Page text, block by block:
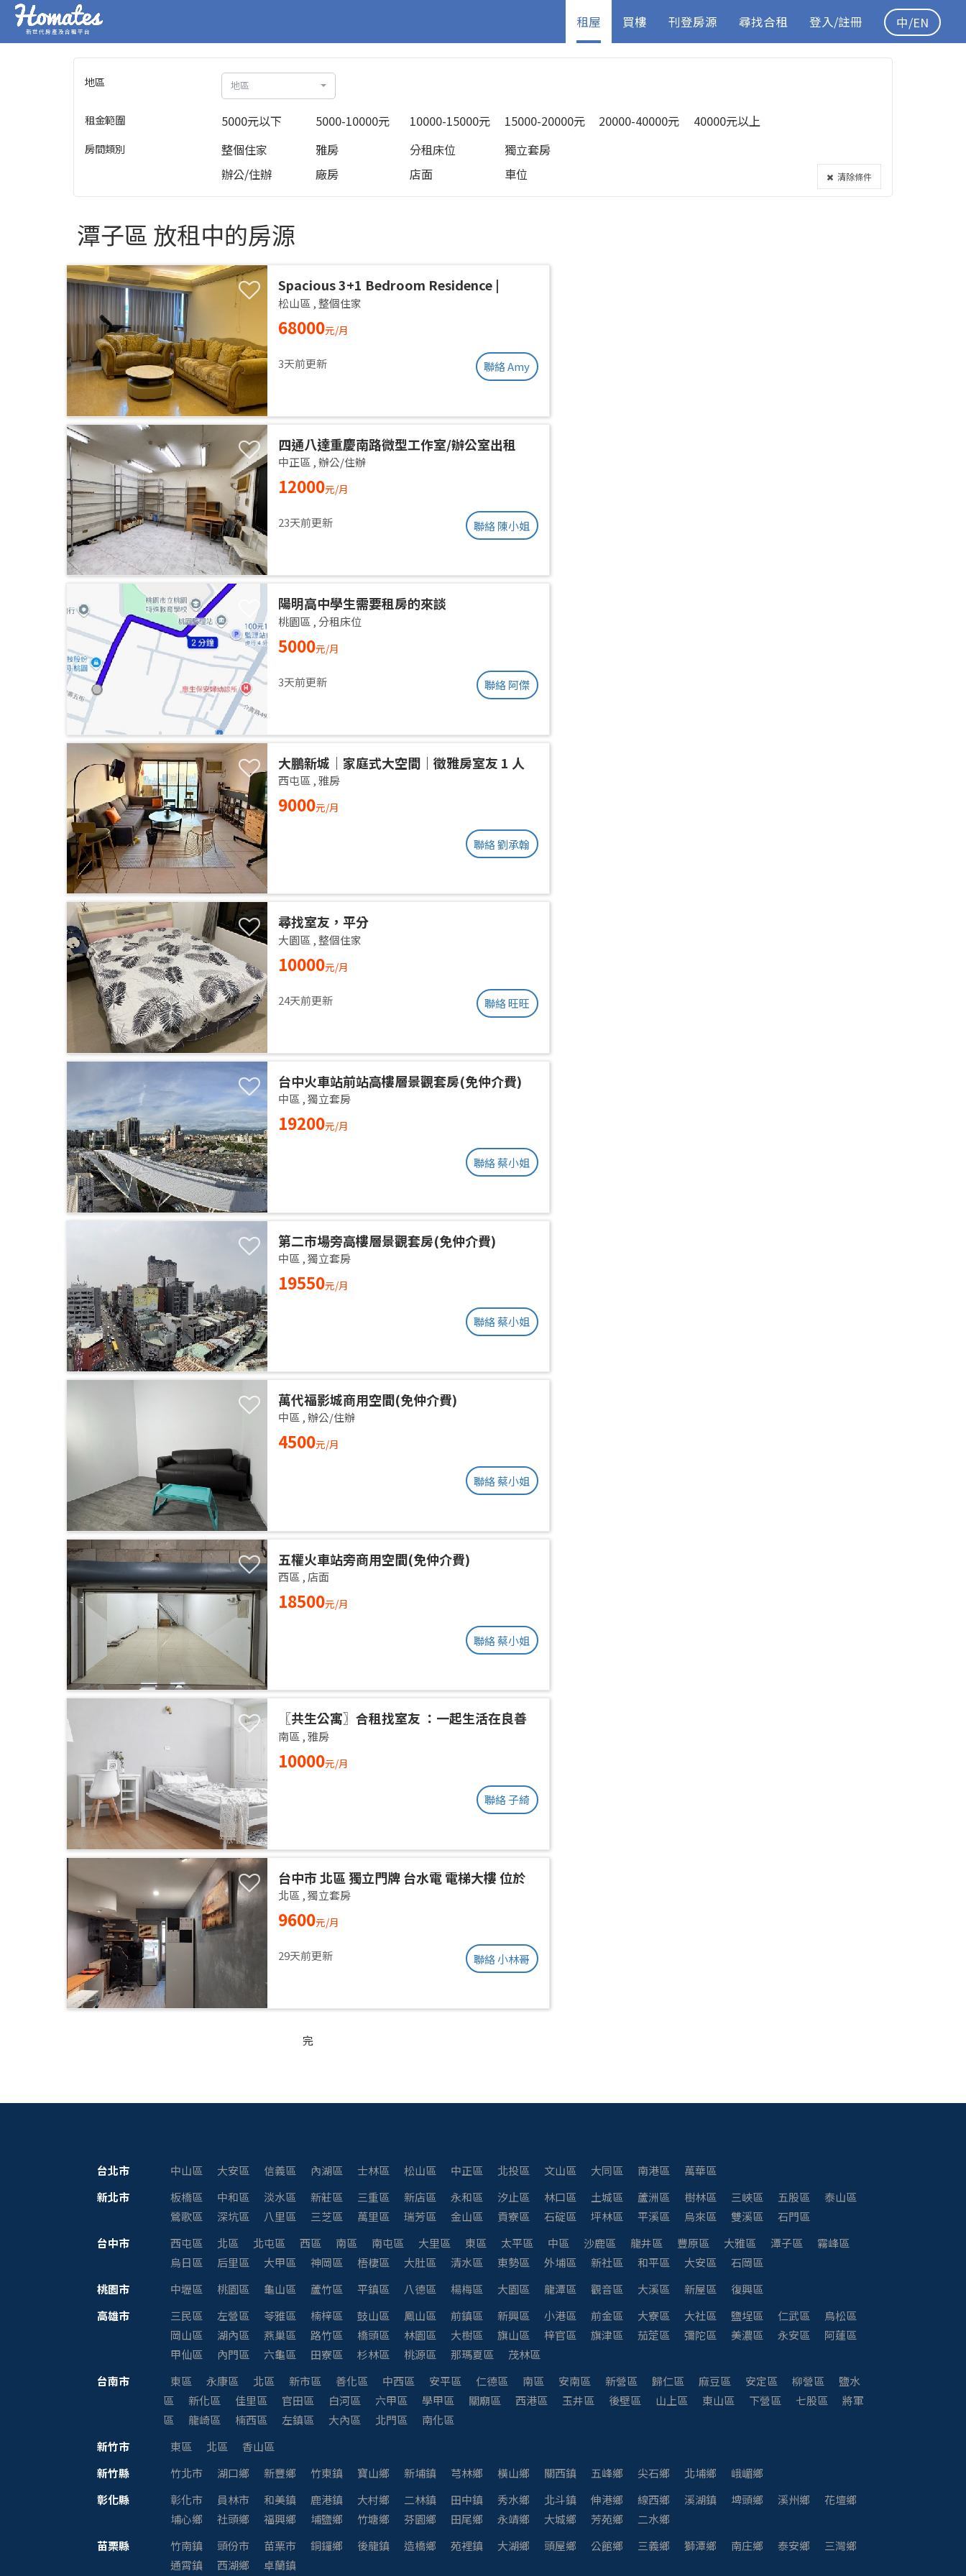
新世代房產及合租平台
租屋 買樓 刊登房源 尋找合租 登入/註冊 中/EN
地區 地區
租金範圍 5000元以下 5000-10000元 10000-15000元 15000-20000元 20000-40000元 40000元以上
房間類別 整個住家 雅房 分租床位
獨立套房
辦公/住辦
廠房 店面 車位 清除條件
潭子區 放租中的房源
Spacious 3+1 Bedroom Residence |
Songshan District | Taipei Arena
MRTSpacious 42-Ping Designer
Apartment | Near Taipei Arena MRT
松山區 ,整個住家
68000元/月
3天前更新 聯絡 Amy
四通八達重慶南路微型工作室/辦公室出租
中正區 ,辦公/住辦
12000元/月
23天前更新 聯絡 陳小姐
陽明高中學生需要租房的來談
桃園區 ,分租床位
5000元/月
3天前更新 聯絡 阿傑
大鵬新城｜家庭式大空間｜徵雅房室友 1 人
西屯區 ,雅房
9000元/月
聯絡 劉承翰
尋找室友，平分
大園區 ,整個住家
10000元/月
24天前更新 聯絡 旺旺
台中火車站前站高樓層景觀套房(免仲介費)
中區 ,獨立套房
19200元/月
聯絡 蔡小姐
第二市場旁高樓層景觀套房(免仲介費)
中區 ,獨立套房
19550元/月
聯絡 蔡小姐
萬代福影城商用空間(免仲介費)
中區 ,辦公/住辦
4500元/月
聯絡 蔡小姐
五權火車站旁商用空間(免仲介費)
西區 , 店面
18500元/月
聯絡 蔡小姐
〖共生公寓〗合租找室友 ：一起生活在良善
的居家環境
南區 ,雅房
10000元/月
聯絡 子綺
台中市 北區 獨立門牌 台水電 電梯大樓 位於
14樓 權狀10坪 有獨立陽台通風採光好 獨曬
獨洗 不會淋雨
北區 ,獨立套房
9600元/月
29天前更新 聯絡 小林哥
完
台北市 中山區 大安區 信義區 內湖區 士林區 松山區 中正區 北投區 文山區 大同區 南港區
萬華區
新北市
板橋區 中和區 淡水區 新莊區 三重區 新店區 永和區 汐止區 林口區 土城區 蘆洲區 樹林區 三峽區 五股區
泰山區
鶯歌區
深坑區 八里區 三芝區 萬里區 瑞芳區 金山區 貢寮區 石碇區 坪林區 平溪區 烏來區 雙溪區
石門區
台中市
西屯區 北區 北屯區 西區 南區 南屯區 大里區 東區 太平區 中區 沙鹿區 龍井區 豐原區 大雅區 潭子區
霧峰區
烏日區
后里區 大甲區 神岡區 梧棲區 大肚區 清水區 東勢區 外埔區 新社區 和平區 大安區
石岡區
桃園市
中壢區 桃園區 龜山區 蘆竹區 平鎮區 八德區 楊梅區 大園區 龍潭區 觀音區 大溪區 新屋區
復興區
高雄市
三民區 左營區 苓雅區 楠梓區 鼓山區 鳳山區 前鎮區 新興區 小港區 前金區 大寮區 大社區 鹽埕區 仁武區
鳥松區
岡山區
湖內區 燕巢區 路竹區 橋頭區 林園區 大樹區 旗山區 梓官區 旗津區 茄萣區 彌陀區 美濃區 永安區
阿蓮區
甲仙區
內門區 六龜區 田寮區 杉林區 桃源區 那瑪夏區
茂林區
台南市
東區 永康區 北區 新市區 善化區 中西區 安平區 仁德區 南區 安南區 新營區 歸仁區 麻豆區 安定區 柳營區
鹽水
區
新化區 佳里區 官田區 白河區 六甲區 學甲區 關廟區 西港區 玉井區 後壁區 山上區 東山區 下營區 七股區
將軍
區
龍崎區 楠西區 左鎮區 大內區 北門區
南化區
新竹市
東區 北區
香山區
新竹縣
竹北市 湖口鄉 新豐鄉 竹東鎮 寶山鄉 新埔鎮 芎林鄉 橫山鄉 關西鎮 五峰鄉 尖石鄉 北埔鄉
峨嵋鄉
彰化縣
彰化市 員林市 和美鎮 鹿港鎮 大村鄉 二林鎮 田中鎮 秀水鄉 北斗鎮 伸港鄉 線西鄉 溪湖鎮 埤頭鄉 溪州鄉
花壇鄉
埔心鄉
社頭鄉 福興鄉 埔鹽鄉 竹塘鄉 芬園鄉 田尾鄉 永靖鄉 大城鄉 芳苑鄉
二水鄉
苗栗縣
竹南鎮 頭份市 苗栗市 銅鑼鄉 後龍鎮 造橋鄉 苑裡鎮 大湖鄉 頭屋鄉 公館鄉 三義鄉 獅潭鄉 南庄鄉 泰安鄉
三灣鄉
通霄鎮
西湖鄉 卓蘭鎮